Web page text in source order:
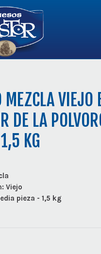
MEZCLA VIEJO
DE LA
KG
Viejo
pieza - 1,5 kg